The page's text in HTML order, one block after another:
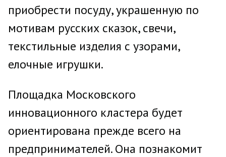
приобрести посуду, украшенную по
мотивам русских сказок, свечи,
текстильные изделия с узорами,
елочные игрушки.
Площадка Московского
инновационного кластера будет
ориентирована прежде всего на
предпринимателей. Она познакомит